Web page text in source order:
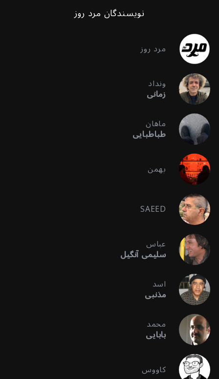
نویسندگان مرد روز
مرد روز
ونداد
زمانی
ماهان
طباطبایی
بهمن
SAEED
عباس
سلیمی آنگیل
اسد
مذنبی
محمد
بابایی
کاووس